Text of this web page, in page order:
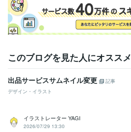
このブログを見た人にオススメ
出品サービスサムネイル変更
記事
デザイン・イラスト
イラストレーター YAGI
2026/07/29 13:30